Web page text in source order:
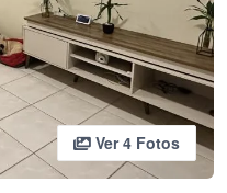
Ver 4 Fotos